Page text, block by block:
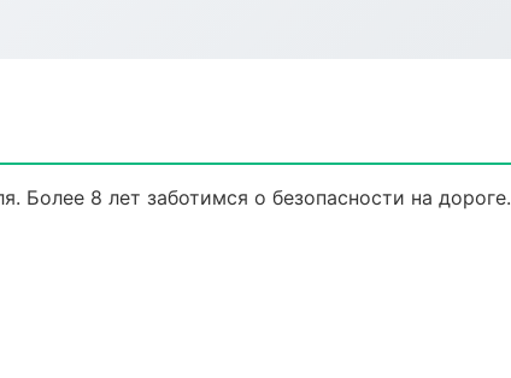
Более 8 лет заботимся о безопасности на дороге.